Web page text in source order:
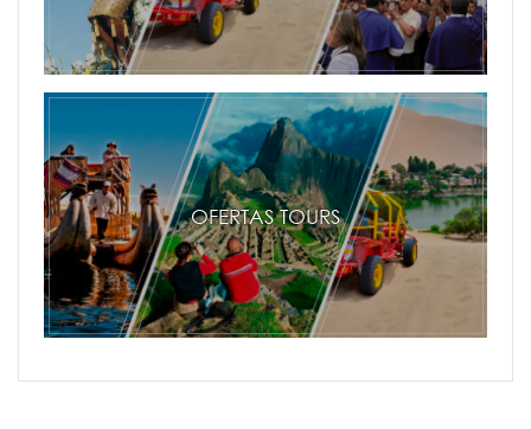
OFERTAS TOURS